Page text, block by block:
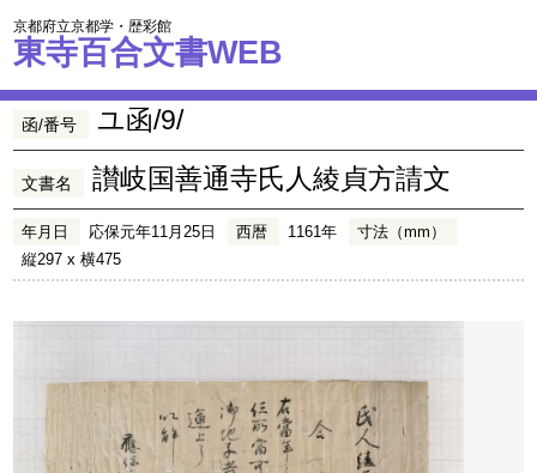
京都府立京都学・歴彩館
東寺百合文書WEB
函/番号 ユ函/9/
文書名 讃岐国善通寺氏人綾貞方請文
年月日 応保元年11月25日 西暦 1161年
寸法（mm）
縦297 x 横475